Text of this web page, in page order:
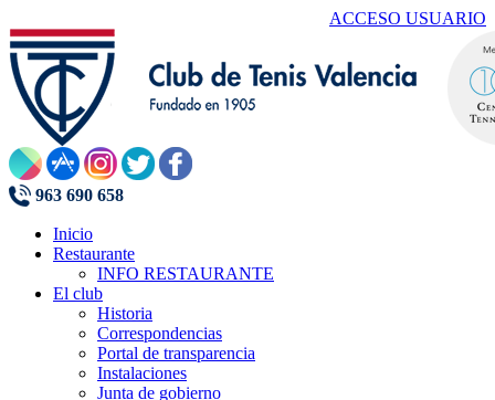
ACCESO USUARIO
963 690 658
Inicio
Restaurante
INFO RESTAURANTE
El club
Historia
Correspondencias
Portal de transparencia
Instalaciones
Junta de gobierno